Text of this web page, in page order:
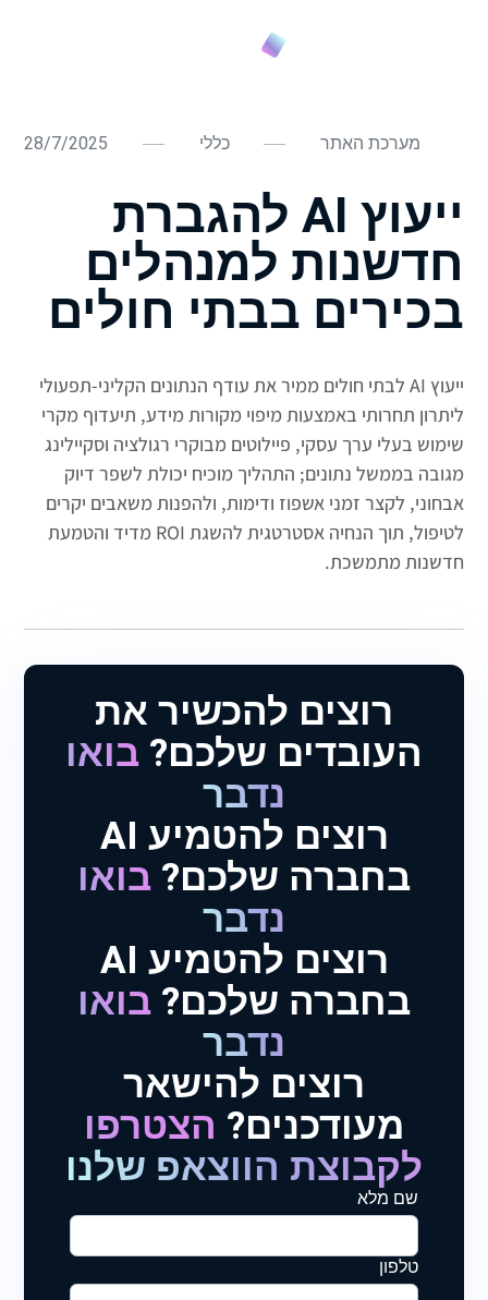
מערכת האתר כללי 28/7/2025
ייעוץ AI להגברת
חדשנות למנהלים
בכירים בבתי חולים
ייעוץ AI לבתי חולים ממיר את עודף הנתונים הקליני-תפעולי
ליתרון תחרותי באמצעות מיפוי מקורות מידע, תיעדוף מקרי
שימוש בעלי ערך עסקי, פיילוטים מבוקרי רגולציה וסקיילינג
מגובה בממשל נתונים; התהליך מוכיח יכולת לשפר דיוק
אבחוני, לקצר זמני אשפוז ודימות, ולהפנות משאבים יקרים
לטיפול, תוך הנחיה אסטרטגית להשגת ROI מדיד והטמעת
חדשנות מתמשכת.
רוצים להכשיר את
העובדים שלכם? בואו
נדבר
רוצים להטמיע AI
בחברה שלכם? בואו
נדבר
רוצים להטמיע AI
בחברה שלכם? בואו
נדבר
רוצים להישאר
מעודכנים? הצטרפו
לקבוצת הווצאפ שלנו
שם מלא
טלפון